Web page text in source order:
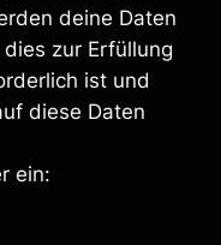
deine Daten
zur Erfüllung
ist und
diese Daten
ein: